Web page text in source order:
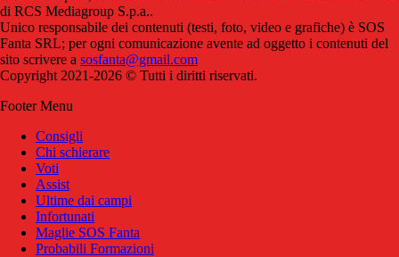
di RCS Mediagroup S.p.a..
Unico responsabile dei contenuti (testi, foto, video e grafiche) è SOS
Fanta SRL; per ogni comunicazione avente ad oggetto i contenuti del
sito scrivere a sosfanta@gmail.com
Copyright 2021-2026 © Tutti i diritti riservati.
Footer Menu
Consigli
Chi schierare
Voti
Assist
Ultime dai campi
Infortunati
Maglie SOS Fanta
Probabili Formazioni